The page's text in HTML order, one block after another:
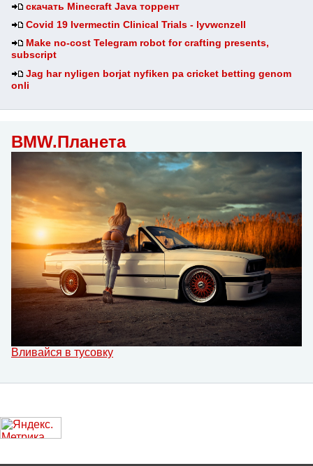
скачать Minecraft Java торрент
Covid 19 Ivermectin Clinical Trials - lyvwcnzell
Make no-cost Telegram robot for crafting presents,
subscript
Jag har nyligen borjat nyfiken pa cricket betting genom
onli
BMW.Планета
Вливайся в тусовку